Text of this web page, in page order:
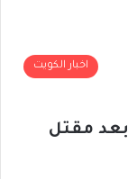
اخبار الكويت
مقتل